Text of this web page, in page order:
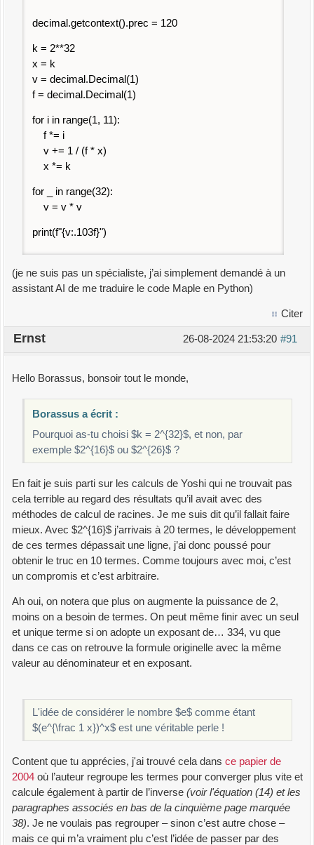
decimal.getcontext().prec = 120
k = 2**32
x = k
v = decimal.Decimal(1)
f = decimal.Decimal(1)
for i in range(1, 11):
f *= i
v += 1 / (f * x)
x *= k
for _ in range(32):
v = v * v
print(f"{v:.103f}")
(je ne suis pas un spécialiste, j’ai simplement demandé à un
assistant AI de me traduire le code Maple en Python)
Citer
#91
26-08-2024 21:53:20
Ernst
Hello Borassus, bonsoir tout le monde,
Borassus a écrit :
Pourquoi as-tu choisi $k = 2^{32}$, et non, par
exemple $2^{16}$ ou $2^{26}$ ?
En fait je suis parti sur les calculs de Yoshi qui ne trouvait pas
cela terrible au regard des résultats qu’il avait avec des
méthodes de calcul de racines. Je me suis dit qu’il fallait faire
mieux. Avec $2^{16}$ j’arrivais à 20 termes, le développement
de ces termes dépassait une ligne, j’ai donc poussé pour
obtenir le truc en 10 termes. Comme toujours avec moi, c’est
un compromis et c’est arbitraire.
Ah oui, on notera que plus on augmente la puissance de 2,
moins on a besoin de termes. On peut même finir avec un seul
et unique terme si on adopte un exposant de… 334, vu que
dans ce cas on retrouve la formule originelle avec la même
valeur au dénominateur et en exposant.
L'idée de considérer le nombre $e$ comme étant
$(e^{\frac 1 x})^x$ est une véritable perle !
Content que tu apprécies, j'ai trouvé cela dans ce papier de
2004 où l’auteur regroupe les termes pour converger plus vite et
calcule également à partir de l’inverse (voir l'équation (14) et les
paragraphes associés en bas de la cinquième page marquée
38). Je ne voulais pas regrouper – sinon c’est autre chose –
mais ce qui m’a vraiment plu c’est l’idée de passer par des